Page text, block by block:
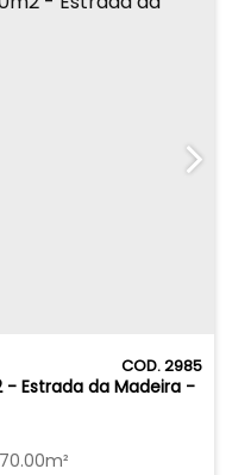
2985
Estrada da Madeira -
70.00m²